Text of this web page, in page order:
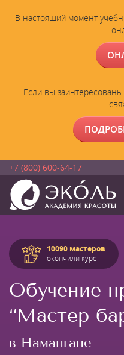
В настоящий момент
Если вы
+7 (800) 600-64-17
10090 мастеров
окончили курс
Обучение
“Мастер
в Намангане